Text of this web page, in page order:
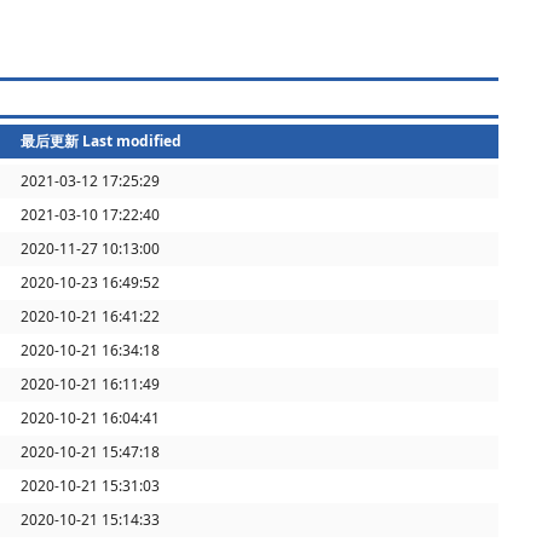
最后更新 Last modified
2021-03-12 17:25:29
2021-03-10 17:22:40
2020-11-27 10:13:00
2020-10-23 16:49:52
2020-10-21 16:41:22
2020-10-21 16:34:18
2020-10-21 16:11:49
2020-10-21 16:04:41
2020-10-21 15:47:18
2020-10-21 15:31:03
2020-10-21 15:14:33